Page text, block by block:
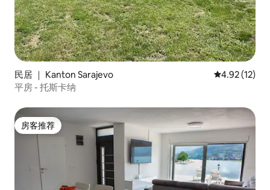
民居 ｜ Kanton Sarajevo 平均评分
4.92 (12)
平房 - 托斯卡纳
房客推荐
房客推荐